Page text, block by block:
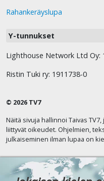
Rahankeräyslupa
Y-tunnukset
Lighthouse Network Ltd Oy:
Ristin Tuki ry: 1911738-0
© 2026 TV7
Näitä sivuja hallinnoi Taivas
liittyvät oikeudet. Ohjelmien,
julkaiseminen ilman lupaa on